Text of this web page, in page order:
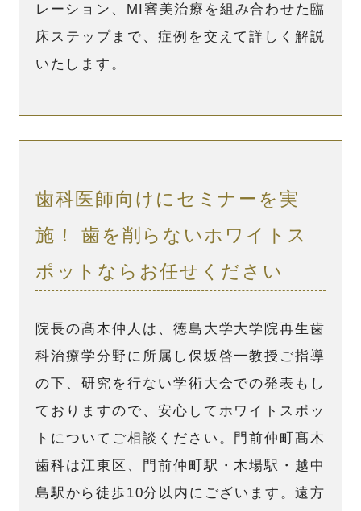
レーション、MI審美治療を組み合わせた臨
床ステップまで、症例を交えて詳しく解説
いたします。
歯科医師向けにセミナーを実
施！
歯を削らないホワイトス
ポットならお任せください
院長の髙木仲人は、徳島大学大学院再生歯
科治療学分野に所属し保坂啓一教授ご指導
の下、研究を行ない学術大会での発表もし
ておりますので、安心してホワイトスポッ
トについてご相談ください。門前仲町髙木
歯科は江東区、門前仲町駅・木場駅・越中
島駅から徒歩10分以内にございます。遠方